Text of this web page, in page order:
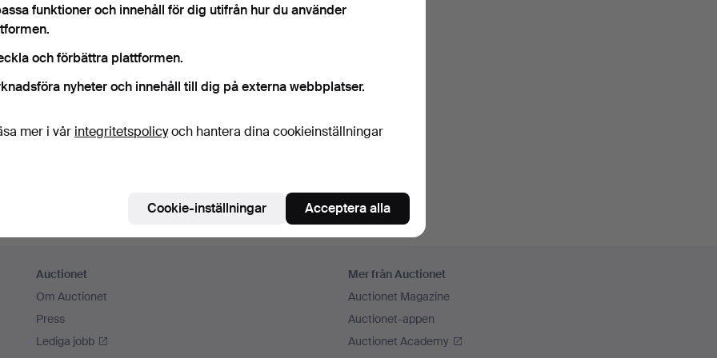
ihåg mig
Logga in
Auctionet
Om Auctionet
Press
Lediga jobb
Mer från Auctionet
Auctionet Magazine
Auctionet-appen
Auctionet Academy
funktioner och innehåll för dig utifrån hur du använder
och förbättra plattformen.
nyheter och innehåll till dig på externa webbplatser.
mer i vår integritetspolicyoch hantera dina cookieinställningar
Cookie-inställningar Acceptera alla